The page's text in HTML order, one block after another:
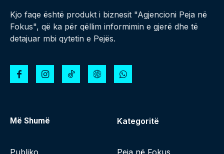
Kjo faqe është produkt i biznesit "Agjencioni Peja në
Fokus", që ka për qëllim informimin e gjerë dhe të
detajuar mbi qytetin e Pejës.
Më Shumë
Publiko
Kategoritë
Peja në Fokus